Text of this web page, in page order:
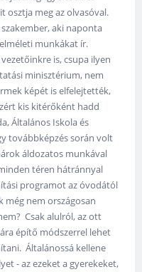
osztja meg az olvasóval.
aki naponta
munkákat ír.
is, csupa ilyen
minisztérium, nem
képét is elfelejtették,
kis kitérőként hadd
Általános Iskola és
továbbképzés során volt
áldozatos munkával
téren hátránnyal
programot az óvodától
még nem országosan
Csak alulról, az ott
építő módszerrel lehet
Általánossá kellene
- az ezeket a gyerekeket,